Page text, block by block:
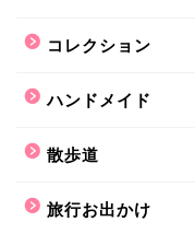
コレクション
ハンドメイド
散歩道
旅行お出かけ